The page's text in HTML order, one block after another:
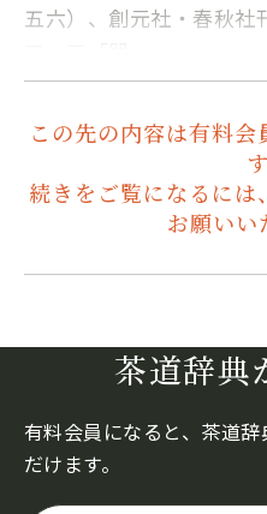
五六）、創元社・春秋社
この先の内容は有料
続きをご覧になるに
お願いい
茶道辞典
有料会員になると、茶道
だけます。